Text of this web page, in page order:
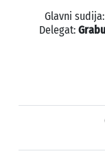
Glavni sudija:
Delegat: